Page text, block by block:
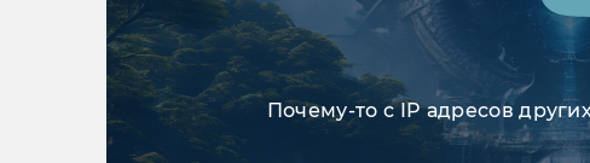
Почему-то с IP адресов